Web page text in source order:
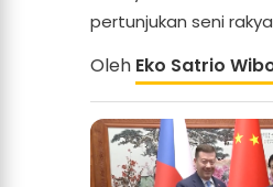
pertunjukan seni
Oleh Eko Satrio